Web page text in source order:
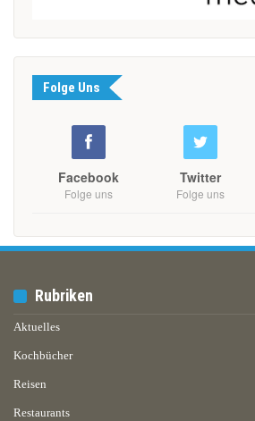
Folge Uns
Facebook
Folge uns
Twitter
Folge uns
Rubriken
Aktuelles
Kochbücher
Reisen
Restaurants